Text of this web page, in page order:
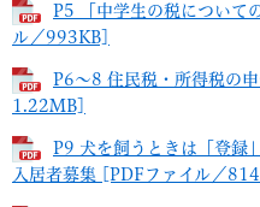
P5 「中学生の税について
ル／993KB]
P6～8 住民税・所得税の
1.22MB]
P9 犬を飼うときは「登録
入居者募集 [PDFファイル／